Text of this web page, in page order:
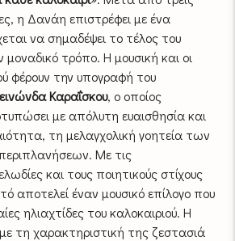
η Δανάη επιστρέφει με ένα
να σημαδέψει το τέλος του
μοναδικό τρόπο. Η μουσική και οι
φέρουν την υπογραφή του
Καραΐσκου, ο οποίος
με απόλυτη ευαισθησία και
τη μελαγχολική γοητεία των
Με τις
και τους ποιητικούς στίχους
αποτελεί έναν μουσικό επίλογο που
ηλιαχτίδες του καλοκαιριού. Η
τη χαρακτηριστική της ζεστασιά